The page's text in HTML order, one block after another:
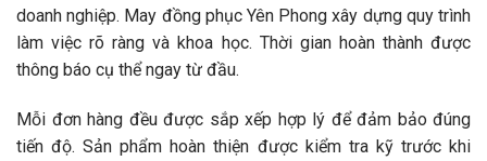
doanh nghiệp. May đồng phục Yên Phong xây dựng quy trình
làm việc rõ ràng và khoa học. Thời gian hoàn thành được
thông báo cụ thể ngay từ đầu.
Mỗi đơn hàng đều được sắp xếp hợp lý để đảm bảo đúng
tiến độ. Sản phẩm hoàn thiện được kiểm tra kỹ trước khi